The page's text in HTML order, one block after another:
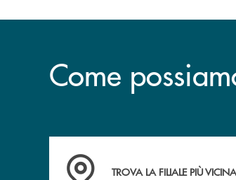
Come
Accedi all' elenco completo
TROVA LA FILIALE PIÙ VICINA